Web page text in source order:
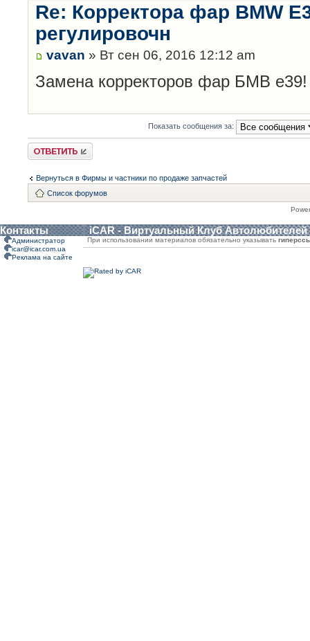
Re: Корректора фар BMW
регулировочн
vavan » Вт сен 06, 2016 12:12 am
Замена корректоров фар БМВ е39!
Показать сообщения за:
Ответить
Вернуться в Фирмы и частники по продаже запчастей
Список форумов
Контакты iCAR - Виртуальный Клуб Автолюбителей
Администратор
icar@icar.com.ua
Реклама на сайте
При использовании материалов обязательно указывать